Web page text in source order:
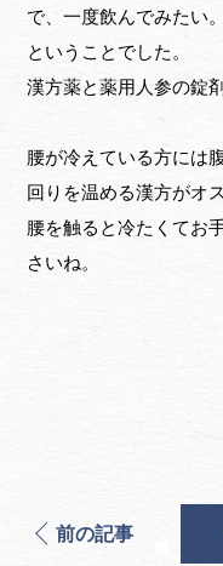
で、一度飲んでみたい。
ということでした。
漢方薬と薬用人参の錠
腰が冷えている方には
回りを温める漢方がオ
腰を触ると冷たくてお
さいね。
前の記事